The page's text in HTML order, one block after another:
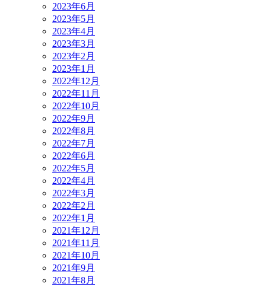
2023年6月
2023年5月
2023年4月
2023年3月
2023年2月
2023年1月
2022年12月
2022年11月
2022年10月
2022年9月
2022年8月
2022年7月
2022年6月
2022年5月
2022年4月
2022年3月
2022年2月
2022年1月
2021年12月
2021年11月
2021年10月
2021年9月
2021年8月